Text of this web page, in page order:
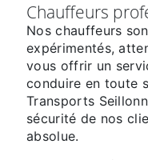
Chauffeurs
Nos chauffeurs
expérimentés,
vous offrir un
conduire en toute
Transports
sécurité de nos
absolue.